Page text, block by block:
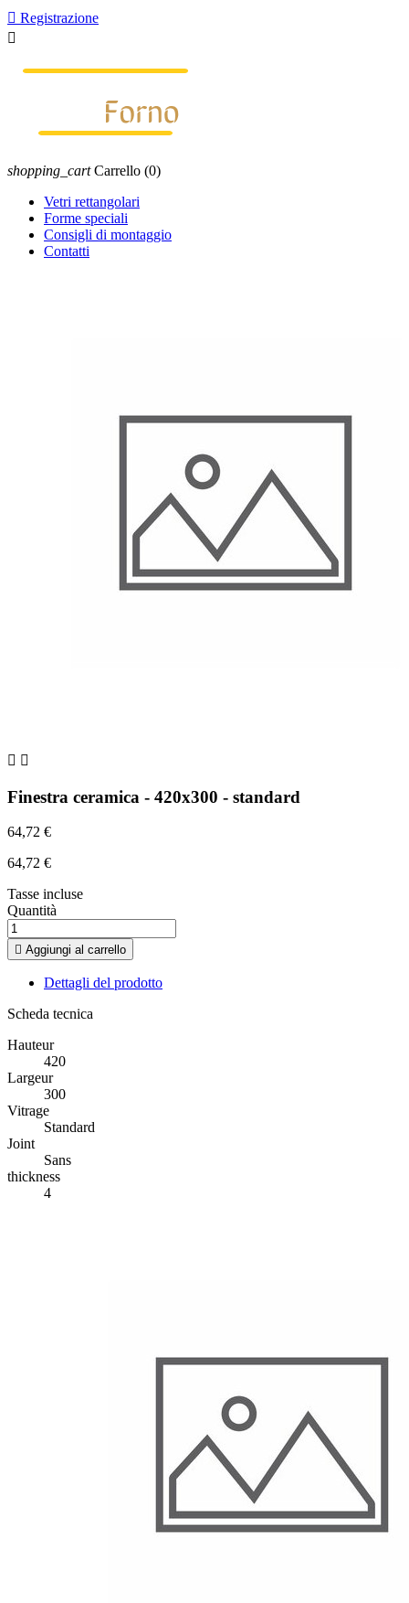
 Registrazione

shopping_cart Carrello (0)
Vetri rettangolari
Forme speciali
Consigli di montaggio
Contatti
 
Finestra ceramica - 420x300 - standard
64,72 €
64,72 €
Tasse incluse
Quantità
 Aggiungi al carrello
Dettagli del prodotto
Scheda tecnica
Hauteur
420
Largeur
300
Vitrage
Standard
Joint
Sans
thickness
4